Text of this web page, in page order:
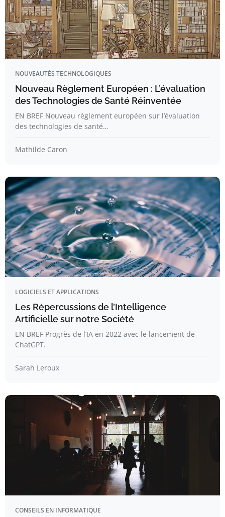
NOUVEAUTÉS TECHNOLOGIQUES
Nouveau Règlement Européen : L’évaluation
des Technologies de Santé Réinventée
EN BREF Nouveau règlement européen sur l’évaluation
des technologies de santé…
Mathilde Caron
LOGICIELS ET APPLICATIONS
Les Répercussions de l’Intelligence
Artificielle sur notre Société
EN BREF Progrès de l’IA en 2022 avec le lancement de
ChatGPT.
Sarah Leroux
CONSEILS EN INFORMATIQUE